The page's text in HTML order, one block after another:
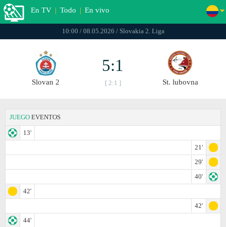
En TV | Todo | En vivo
10:00 / 08.05.2026 / Slovakia 2. Liga
Slovan 2
5:1
[ 2:1 ] St. lubovna
JUEGO EVENTOS
13'
21'
29'
40'
42'
42'
44'